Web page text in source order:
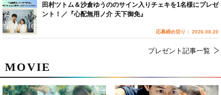
MOVIE
田村ツトム＆沙倉ゆうののサイン入りチェキを1名様にプレゼ
ント！／『心配無用ノ介 天下御免』
応募締め切り： 2026.08.20
プレゼント記事一覧